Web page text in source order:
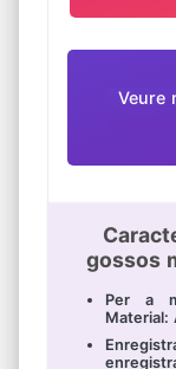
Veure
gossos
Per a
Material: